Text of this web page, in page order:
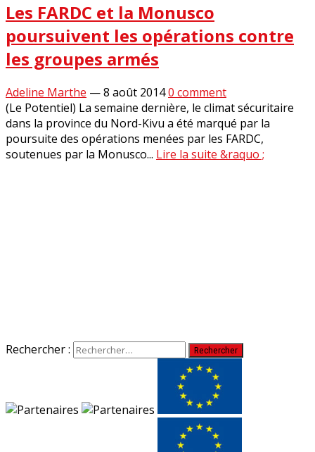
Les FARDC et la Monusco
poursuivent les opérations contre
les groupes armés
Adeline Marthe —8 août 20140 comment
(Le Potentiel) La semaine dernière, le climat sécuritaire
dans la province du Nord-Kivu a été marqué par la
poursuite des opérations menées par les FARDC,
soutenues par la Monusco... Lire la suite &raquo ;
Rechercher :